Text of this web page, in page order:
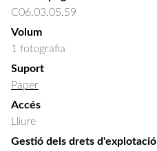
C06.03.05.59
Volum
1 fotografia
Suport
Paper
Accés
Lliure
Gestió dels drets d'explotació